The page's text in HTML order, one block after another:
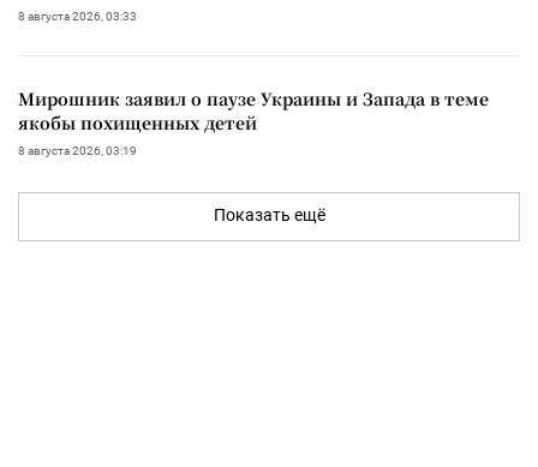
8 августа 2026, 03:33
Мирошник заявил о паузе Украины и Запада в теме
якобы похищенных детей
8 августа 2026, 03:19
Показать ещё